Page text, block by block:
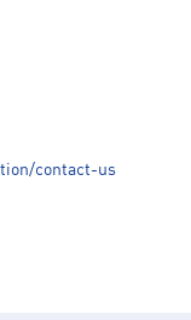
contact-us